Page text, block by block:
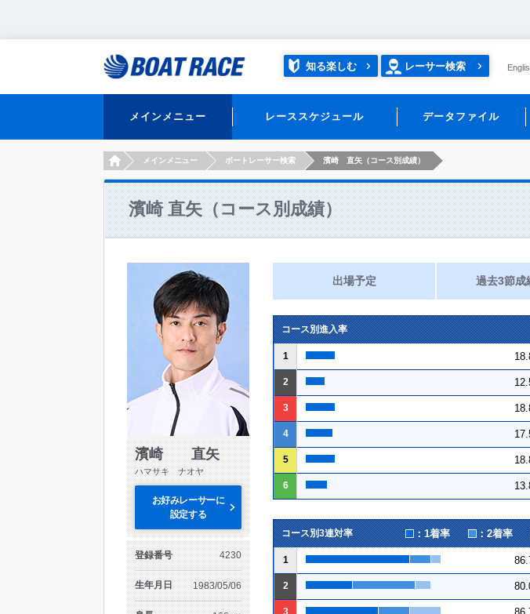
知る楽しむ レーサー検索
メインメニュー レーススケジュール データファイル
HOMEメインメニュー ボートレーサー検索 濱崎 直矢（コース別成績）
濱崎 直矢（コース別成績）
濱崎 直矢
ハマサキ ナオヤ
お好みレーサーに
設定する
登録番号 4230
生年月日 1983/05/06
出場予定 過去3節成
コース別進入率
1
2
3
4
5
6
コース別3連対率 ：1着率 ：2着率
1
2
3